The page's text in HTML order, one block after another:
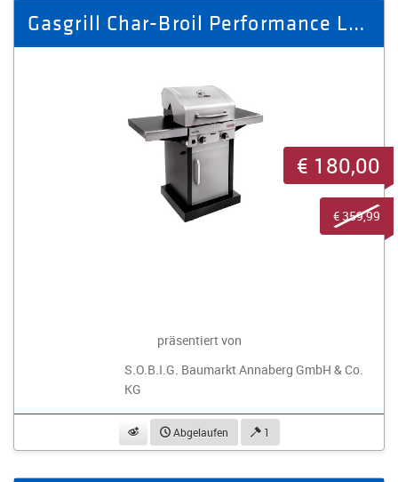
Gasgrill Char-Broil Performance Line 220S
präsentiert von
S.O.B.I.G. Baumarkt Annaberg GmbH & Co.
KG
beobachtenAbgelaufen 1
€ 180,00
€ 359,99